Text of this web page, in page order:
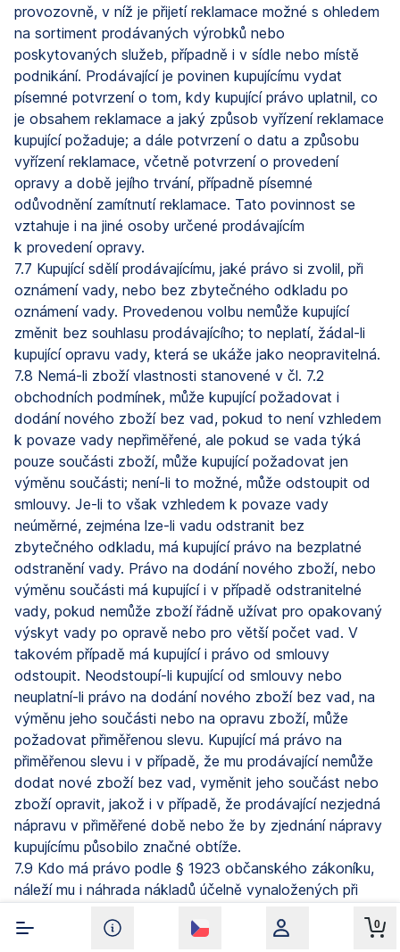
provozovně, v níž je přijetí reklamace možné s ohledem
na sortiment prodávaných výrobků nebo
poskytovaných služeb, případně i v sídle nebo místě
podnikání. Prodávající je povinen kupujícímu vydat
písemné potvrzení o tom, kdy kupující právo uplatnil, co
je obsahem reklamace a jaký způsob vyřízení reklamace
kupující požaduje; a dále potvrzení o datu a způsobu
vyřízení reklamace, včetně potvrzení o provedení
opravy a době jejího trvání, případně písemné
odůvodnění zamítnutí reklamace. Tato povinnost se
vztahuje i na jiné osoby určené prodávajícím
k provedení opravy.
7.7 Kupující sdělí prodávajícímu, jaké právo si zvolil, při
oznámení vady, nebo bez zbytečného odkladu po
oznámení vady. Provedenou volbu nemůže kupující
změnit bez souhlasu prodávajícího; to neplatí, žádal-li
kupující opravu vady, která se ukáže jako neopravitelná.
7.8 Nemá-li zboží vlastnosti stanovené v čl. 7.2
obchodních podmínek, může kupující požadovat i
dodání nového zboží bez vad, pokud to není vzhledem
k povaze vady nepřiměřené, ale pokud se vada týká
pouze součásti zboží, může kupující požadovat jen
výměnu součásti; není-li to možné, může odstoupit od
smlouvy. Je-li to však vzhledem k povaze vady
neúměrné, zejména lze-li vadu odstranit bez
zbytečného odkladu, má kupující právo na bezplatné
odstranění vady. Právo na dodání nového zboží, nebo
výměnu součásti má kupující i v případě odstranitelné
vady, pokud nemůže zboží řádně užívat pro opakovaný
výskyt vady po opravě nebo pro větší počet vad. V
takovém případě má kupující i právo od smlouvy
odstoupit. Neodstoupí-li kupující od smlouvy nebo
neuplatní-li právo na dodání nového zboží bez vad, na
výměnu jeho součásti nebo na opravu zboží, může
požadovat přiměřenou slevu. Kupující má právo na
přiměřenou slevu i v případě, že mu prodávající nemůže
dodat nové zboží bez vad, vyměnit jeho součást nebo
zboží opravit, jakož i v případě, že prodávající nezjedná
nápravu v přiměřené době nebo že by zjednání nápravy
kupujícímu působilo značné obtíže.
7.9 Kdo má právo podle § 1923 občanského zákoníku,
náleží mu i náhrada nákladů účelně vynaložených při
na náhradu do jednoho měsíce po uplynutí lhůty, ve
0